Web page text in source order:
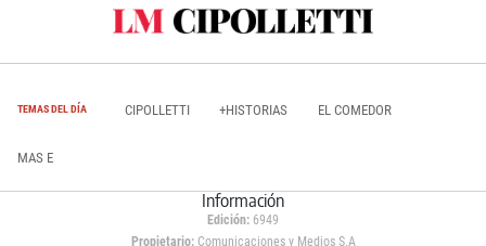
TEMAS DEL DÍA CIPOLLETTI +HISTORIAS EL COMEDOR
MAS E
Información
Edición: 6949
Propietario:Comunicaciones y Medios S.A